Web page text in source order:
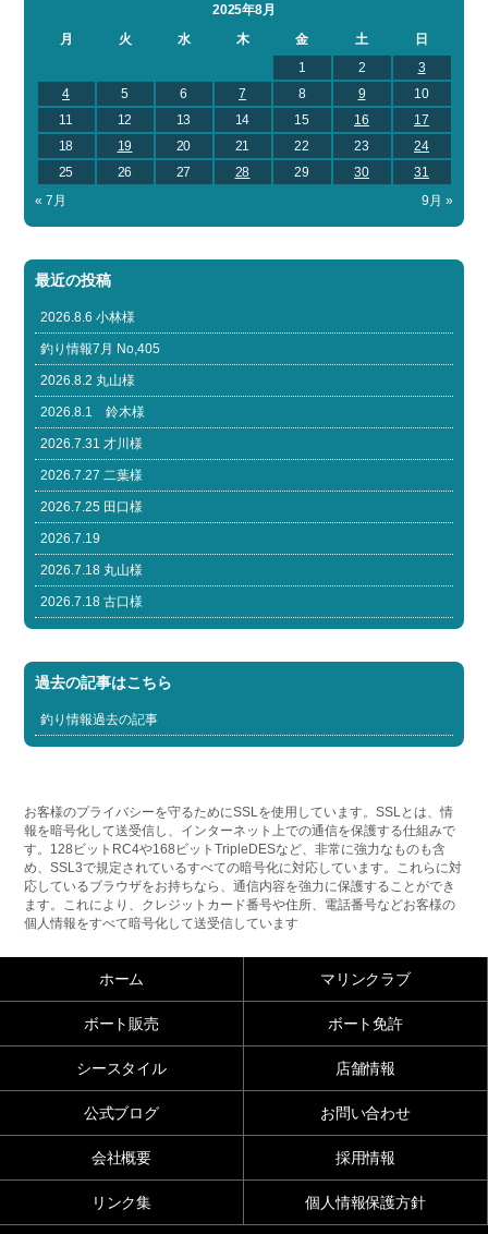
2025年8月
月
火 水 木 金 土
日
1
2
3
4
5 6 7 8 9
10
11
12 13 14 15 16
17
18
19 20 21 22 23
24
25
26 27 28 29 30
31
« 7月
9月 »
最近の投稿
2026.8.6 小林様
釣り情報7月 No,405
2026.8.2 丸山様
2026.8.1 鈴木様
2026.7.31 才川様
2026.7.27 二葉様
2026.7.25 田口様
2026.7.19
2026.7.18 丸山様
2026.7.18 古口様
過去の記事はこちら
釣り情報過去の記事
お客様のプライバシーを守るためにSSLを使用しています。SSLとは、情
報を暗号化して送受信し、インターネット上での通信を保護する仕組みで
す。128ビットRC4や168ビットTripleDESなど、非常に強力なものも含
め、SSL3で規定されているすべての暗号化に対応しています。これらに対
応しているブラウザをお持ちなら、通信内容を強力に保護することができ
ます。これにより、クレジットカード番号や住所、電話番号などお客様の
個人情報をすべて暗号化して送受信しています
ホーム マリンクラブ
ボート販売 ボート免許
シースタイル 店舗情報
公式ブログ お問い合わせ
会社概要 採用情報
リンク集 個人情報保護方針